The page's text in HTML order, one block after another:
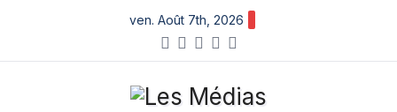
content
ven. Août 7th, 2026